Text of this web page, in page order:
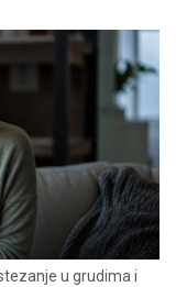
u grudima i